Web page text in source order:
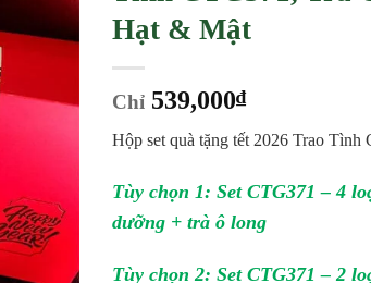
Hạt & Mật
Chỉ 539,000₫
Hộp set quà tặng tết 2026 Trao Tình
Tùy chọn 1: Set CTG371 – 4
dưỡng + trà ô long
Tùy chọn 2: Set CTG371 – 2